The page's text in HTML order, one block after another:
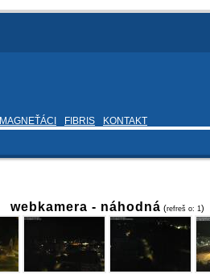
MAGNEŤÁCI FIBRIS
KONTAKT
webkamera - náhodná (refreš o: 1)